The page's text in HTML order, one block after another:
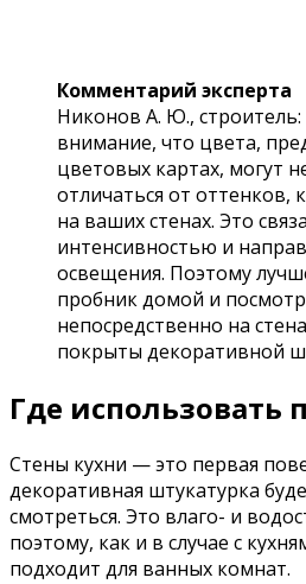
Комментарий эксперта
Никонов А. Ю., строитель:
внимание, что цвета,
цветовых картах, могут
отличаться от оттенков,
на ваших стенах. Это
интенсивностью и
освещения. Поэтому
пробник домой и
непосредственно на
покрыты декоративной
Где использовать
Стены кухни — это первая
декоративная штукатурка
смотреться. Это влаго- и
поэтому, как и в случае с
подходит для ванных комнат.